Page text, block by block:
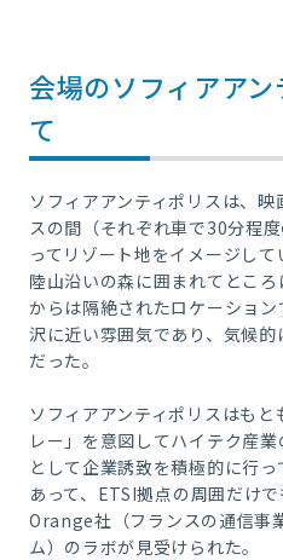
会場のソフィアア
て
ソフィアアンティポリスは、
スの間（それぞれ車で30分程
ってリゾート地をイメージし
陸山沿いの森に囲まれてとこ
からは隔絶されたロケーショ
沢に近い雰囲気であり、気候
だった。
ソフィアアンティポリスはも
レー」を意図してハイテク産
として企業誘致を積極的に行
あって、ETSI拠点の周囲だけ
Orange社（フランスの通信事
ム）のラボが見受けられた。